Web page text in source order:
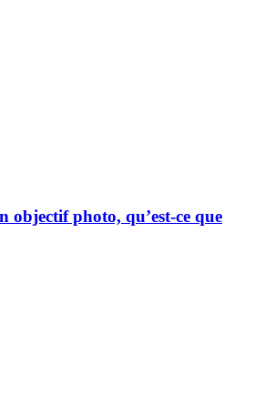
objectif photo, qu’est-ce que